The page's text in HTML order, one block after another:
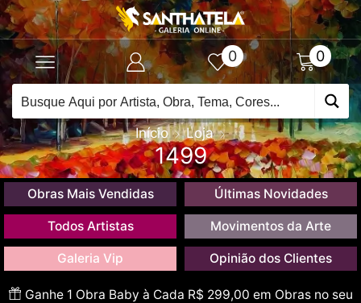
0 0
Início Loja
1499
Obras Mais Vendidas Últimas Novidades
Todos Artistas Movimentos da Arte
Galeria Vip Opinião dos Clientes
Ganhe 1 Obra Baby à Cada R$ 299,00 em Obras no seu